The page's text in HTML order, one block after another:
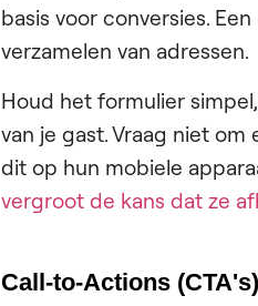
basis voor conversies. Een
verzamelen van adressen.
Houd het formulier
van je gast. Vraag niet
dit op hun mobiele
vergroot de kans dat ze
Call-to-Actions (CTA's)